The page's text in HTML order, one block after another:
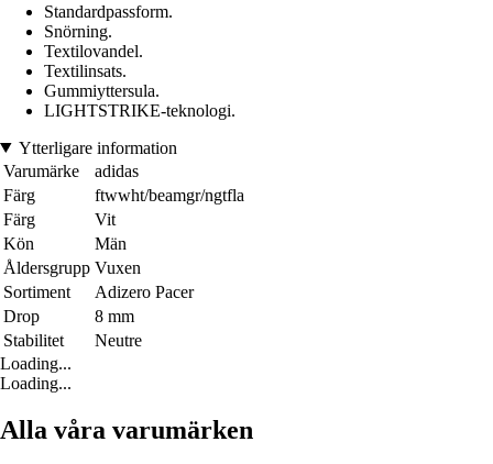
Standardpassform.
Snörning.
Textilovandel.
Textilinsats.
Gummiyttersula.
LIGHTSTRIKE-teknologi.
Ytterligare information
Varumärke
adidas
Färg
ftwwht/beamgr/ngtfla
Färg
Vit
Kön
Män
Åldersgrupp Vuxen
Sortiment
Adizero Pacer
Drop
8 mm
Stabilitet
Neutre
Loading...
Loading...
Alla våra varumärken